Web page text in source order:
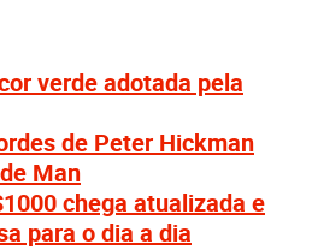
verde adotada pela
de Peter Hickman
Man
chega atualizada e
para o dia a dia